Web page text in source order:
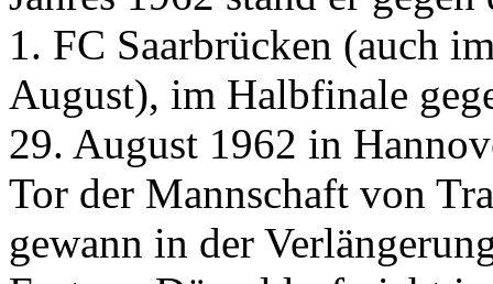
1. FC Saarbrücken (auch
August), im Halbfinale
29. August 1962 in
Tor der Mannschaft von
gewann in der